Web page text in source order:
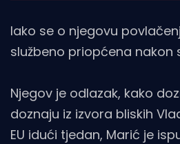
Iako se o njegovu
službeno priopćena nakon
Njegov je odlazak, kako
doznaju iz izvora bliskih
EU idući tjedan, Marić je